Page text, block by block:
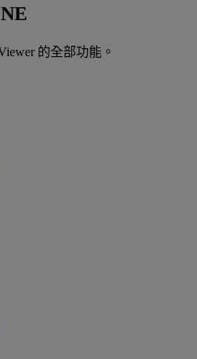
的全部功能。